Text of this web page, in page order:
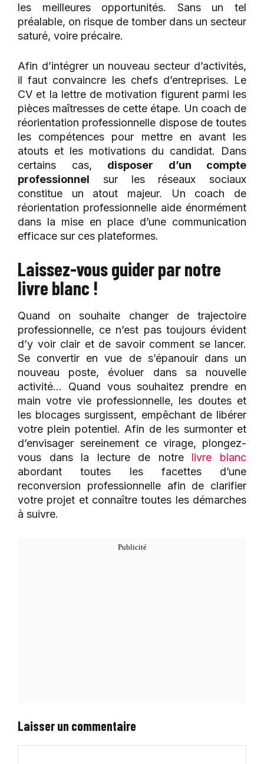
les meilleures opportunités. Sans un tel
préalable, on risque de tomber dans un secteur
saturé, voire précaire.
Afin d’intégrer un nouveau secteur d’activités,
il faut convaincre les chefs d’entreprises. Le
CV et la lettre de motivation figurent parmi les
pièces maîtresses de cette étape. Un coach de
réorientation professionnelle dispose de toutes
les compétences pour mettre en avant les
atouts et les motivations du candidat. Dans
certains cas, disposer d’un compte
professionnel sur les réseaux sociaux
constitue un atout majeur. Un coach de
réorientation professionnelle aide énormément
dans la mise en place d’une communication
efficace sur ces plateformes.
Laissez-vous guider par notre
livre blanc !
Quand on souhaite changer de trajectoire
professionnelle, ce n’est pas toujours évident
d’y voir clair et de savoir comment se lancer.
Se convertir en vue de s’épanouir dans un
nouveau poste, évoluer dans sa nouvelle
activité… Quand vous souhaitez prendre en
main votre vie professionnelle, les doutes et
les blocages surgissent, empêchant de libérer
votre plein potentiel. Afin de les surmonter et
d’envisager sereinement ce virage, plongez-
vous dans la lecture de notrelivre blanc
abordant toutes les facettes d’une
reconversion professionnelle afin de clarifier
votre projet et connaître toutes les démarches
à suivre.
Laisser un commentaire